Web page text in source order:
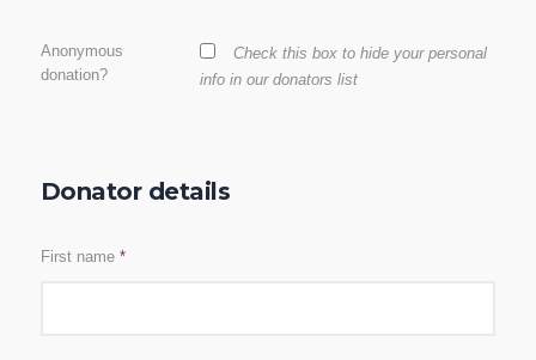
Anonymous
donation?
Check this box to hide your personal
info in our donators list
Donator details
First name *